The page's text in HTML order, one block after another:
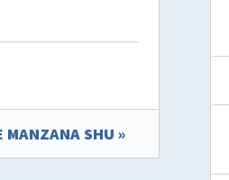
MANZANA SHU »